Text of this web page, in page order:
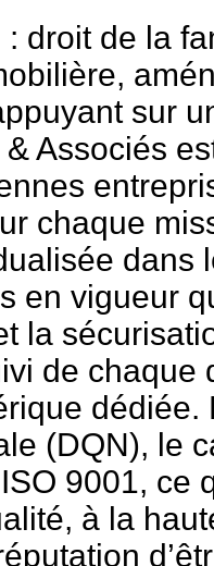
: droit de la
sur
Associés
chaque
dans
en vigueur
la
de chaque
dédiée.
(DQN), le
9001, ce
à la